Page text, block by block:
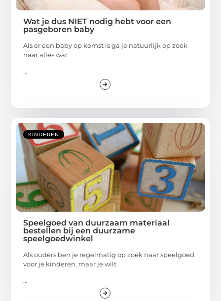
Wat je dus NIET nodig hebt voor een
pasgeboren baby
Als er een baby op komst is ga je natuurlijk op zoek
naar alles wat
...
KINDEREN
Speelgoed van duurzaam materiaal
bestellen bij een duurzame
speelgoedwinkel
Als ouders ben je regelmatig op zoek naar speelgoed
voor je kinderen, maar je wilt
...